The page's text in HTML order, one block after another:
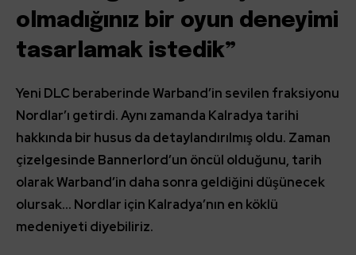
olmadığınız bir oyun deneyimi
tasarlamak istedik”
Yeni DLC beraberinde Warband’in sevilen fraksiyonu
Nordlar’ı getirdi. Aynı zamanda Kalradya tarihi
hakkında bir husus da detaylandırılmış oldu. Zaman
çizelgesinde Bannerlord’un öncül olduğunu, tarih
olarak Warband’in daha sonra geldiğini düşünecek
olursak… Nordlar için Kalradya’nın en köklü
medeniyeti diyebiliriz.